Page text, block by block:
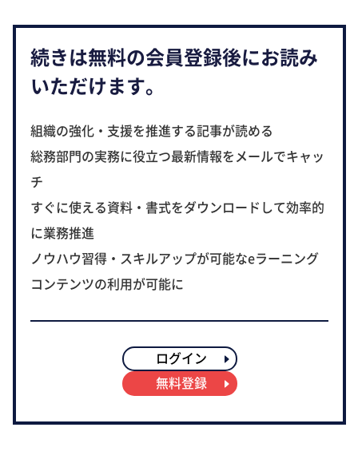
続きは無料の会員登録後にお読み
いただけます。
組織の強化・支援を推進する記事が読める
総務部門の実務に役立つ最新情報をメールでキャッ
チ
すぐに使える資料・書式をダウンロードして効率的
に業務推進
ノウハウ習得・スキルアップが可能なeラーニング
コンテンツの利用が可能に
ログイン
無料登録